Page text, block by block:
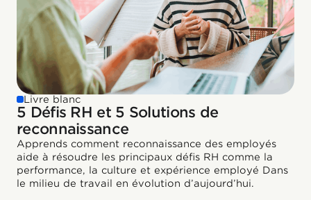
Livre blanc
5 Défis RH et 5 Solutions de
reconnaissance
Apprends comment reconnaissance des employés
aide à résoudre les principaux défis RH comme la
performance, la culture et expérience employé Dans
le milieu de travail en évolution d’aujourd’hui.